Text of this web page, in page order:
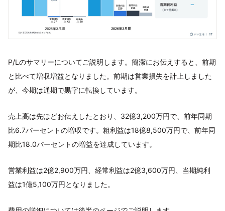
P/Lのサマリーについてご説明します。簡潔にお伝えすると、前期
と比べて増収増益となりました。前期は営業損失を計上しました
が、今期は通期で黒字に転換しています。
売上高は先ほどお伝えしたとおり、32億3,200万円で、前年同期
比6.7パーセントの増収です。粗利益は18億8,500万円で、前年同
期比18.0パーセントの増益を達成しています。
営業利益は2億2,900万円、経常利益は2億3,600万円、当期純利
益は1億5,100万円となりました。